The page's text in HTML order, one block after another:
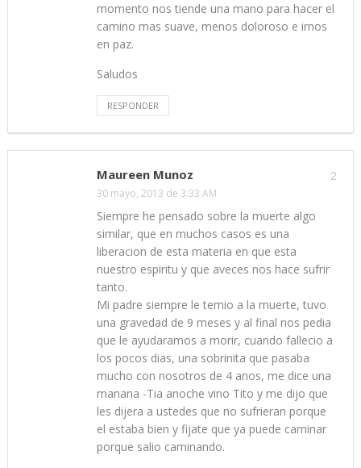
momento nos tiende una mano para hacer el
camino mas suave, menos doloroso e irnos
en paz.
Saludos
RESPONDER
2
Maureen Munoz
30 mayo, 2013 de 3:33 AM
Siempre he pensado sobre la muerte algo
similar, que en muchos casos es una
liberacion de esta materia en que esta
nuestro espiritu y que aveces nos hace sufrir
tanto.
Mi padre siempre le temio a la muerte, tuvo
una gravedad de 9 meses y al final nos pedia
que le ayudaramos a morir, cuando fallecio a
los pocos dias, una sobrinita que pasaba
mucho con nosotros de 4 anos, me dice una
manana -Tia anoche vino Tito y me dijo que
les dijera a ustedes que no sufrieran porque
el estaba bien y fijate que ya puede caminar
porque salio caminando.